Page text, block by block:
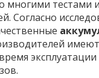
многими тестами
Согласно